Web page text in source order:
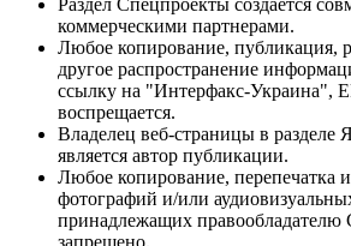
коммерческими партнерами.
Любое копирование, публикация,
другое распространение
ссылку на "Интерфакс-Украина",
воспрещается.
Владелец веб-страницы в разделе
является автор публикации.
Любое копирование, перепечатка
фотографий и/или
принадлежащих правообладателю
запрещено.